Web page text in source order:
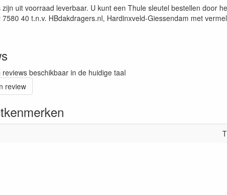
zijn uit voorraad leverbaar. U kunt een Thule sleutel bestellen door
7580 40 t.n.v. HBdakdragers.nl, Hardinxveld-Giessendam met
reviews beschikbaar in de huidige taal
review